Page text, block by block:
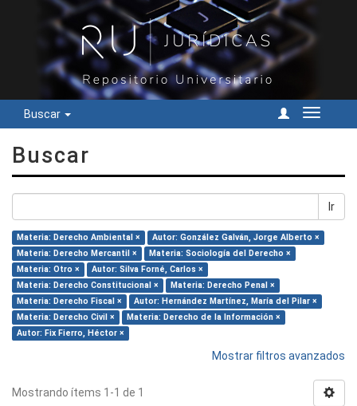
Buscar
Cambiar
Buscar
Ir
Materia: Derecho Ambiental ×
Autor: González Galván, Jorge Alberto ×
Materia: Derecho Mercantil ×
Materia: Sociología del Derecho ×
Materia: Otro ×
Autor: Silva Forné, Carlos ×
Materia: Derecho Constitucional ×
Materia: Derecho Penal ×
Materia: Derecho Fiscal ×
Autor: Hernández Martínez, María del Pilar ×
Materia: Derecho Civil ×
Materia: Derecho de la Información ×
Autor: Fix Fierro, Héctor ×
Mostrar filtros avanzados
Mostrando ítems 1-1 de 1